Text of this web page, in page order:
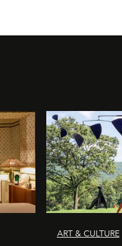
ART & CULTURE